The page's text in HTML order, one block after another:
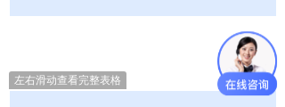
左右滑动查看完整表格